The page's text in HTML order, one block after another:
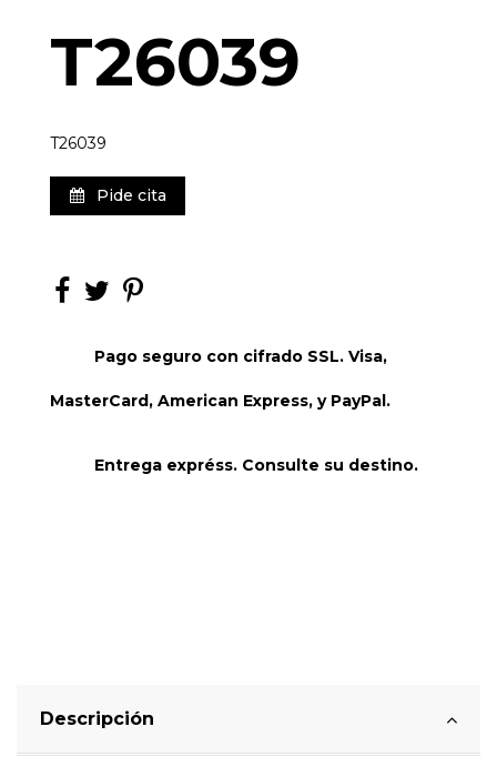
T26039
T26039
Pide cita
Pago seguro con cifrado SSL. Visa,
MasterCard, American Express, y PayPal.
Entrega expréss. Consulte su destino.
Descripción